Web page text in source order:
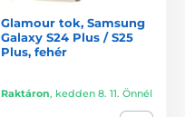
Glamour tok, Samsung
Galaxy S24 Plus / S25
Plus, fehér
Raktáron, kedden 8. 11. Önnél